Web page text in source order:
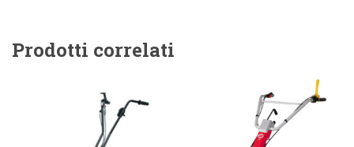
Prodotti correlati